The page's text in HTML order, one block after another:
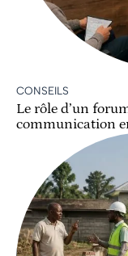
CONSEILS
Le rôle d’un
communication